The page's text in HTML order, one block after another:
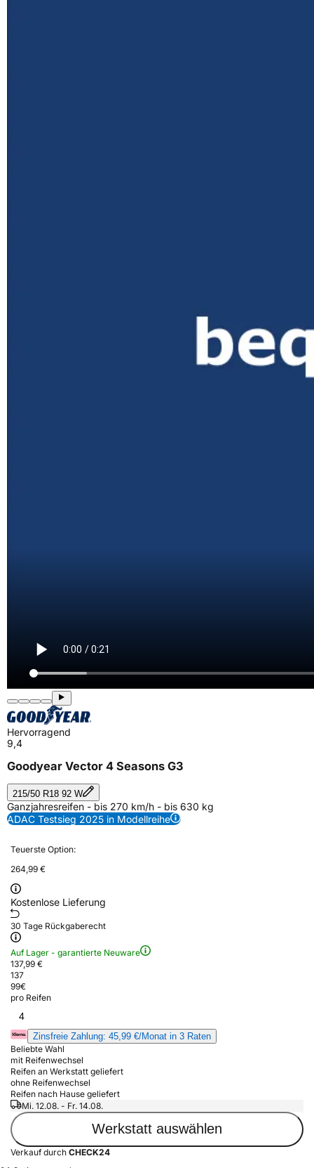
Hervorragend
9,4
Goodyear Vector 4 Seasons G3
215/50 R18 92 W
Ganzjahresreifen - bis 270 km/h - bis 630 kg
ADAC Testsieg 2025 in Modellreihe
Teuerste Option:
264,99 €
Kostenlose Lieferung
30 Tage Rückgaberecht
Auf Lager - garantierte Neuware
137,99 €
137
99€
pro Reifen
4
Zinsfreie Zahlung: 45,99 €/Monat in 3 Raten
Beliebte Wahl
mit Reifenwechsel
Reifen an Werkstatt geliefert
ohne Reifenwechsel
Reifen nach Hause geliefert
Mi. 12.08. - Fr. 14.08.
Werkstatt auswählen
Verkauf durch CHECK24